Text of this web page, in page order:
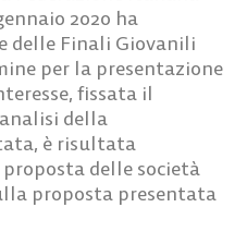
2020 ha
delle Finali Giovanili
per la presentazione
fissata il
della
è risultata
delle società
proposta presentata